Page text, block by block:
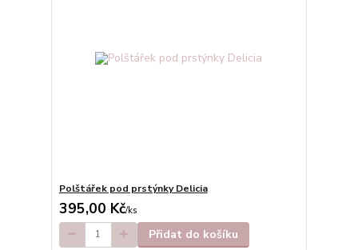
Polštářek pod prstýnky Delicia
395,00 Kč/ks
Přidat do košíku